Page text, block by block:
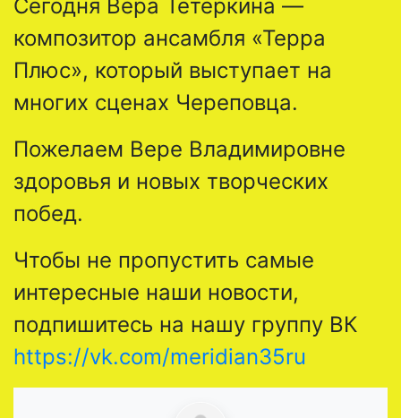
Сегодня Вера Тетеркина —
композитор ансамбля «Терра
Плюс», который выступает на
многих сценах Череповца.
Пожелаем Вере Владимировне
здоровья и новых творческих
побед.
Чтобы не пропустить самые
интересные наши новости,
подпишитесь на нашу группу ВК
https://vk.com/meridian35ru